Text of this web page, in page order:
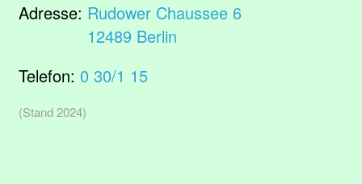
Adresse: Rudower Chaussee 6
12489 Berlin
Telefon: 0 30/1 15
(Stand 2024)